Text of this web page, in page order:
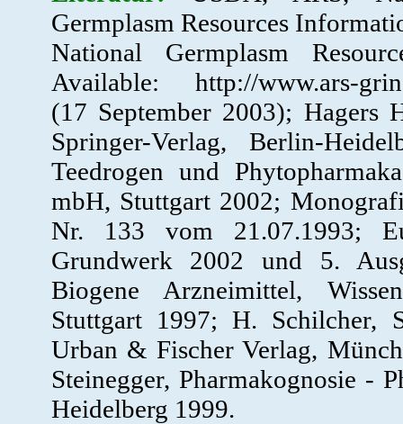
Germplasm Resources
National Germplasm
Available: http://www.ars-
(17 September 2003); Hagers
Springer-Verlag, Berlin-
Teedrogen und
mbH, Stuttgart 2002;
Nr. 133 vom 21.07.1993;
Grundwerk 2002 und 5.
Biogene Arzneimittel,
Stuttgart 1997; H. Schilcher,
Urban & Fischer Verlag,
Steinegger, Pharmakognosie -
Heidelberg 1999.